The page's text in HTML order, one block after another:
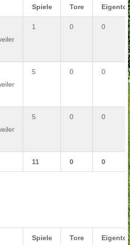
Spiele Tore
1 0 0
5 0 0
5 0 0
11 0 0
Spiele Tore